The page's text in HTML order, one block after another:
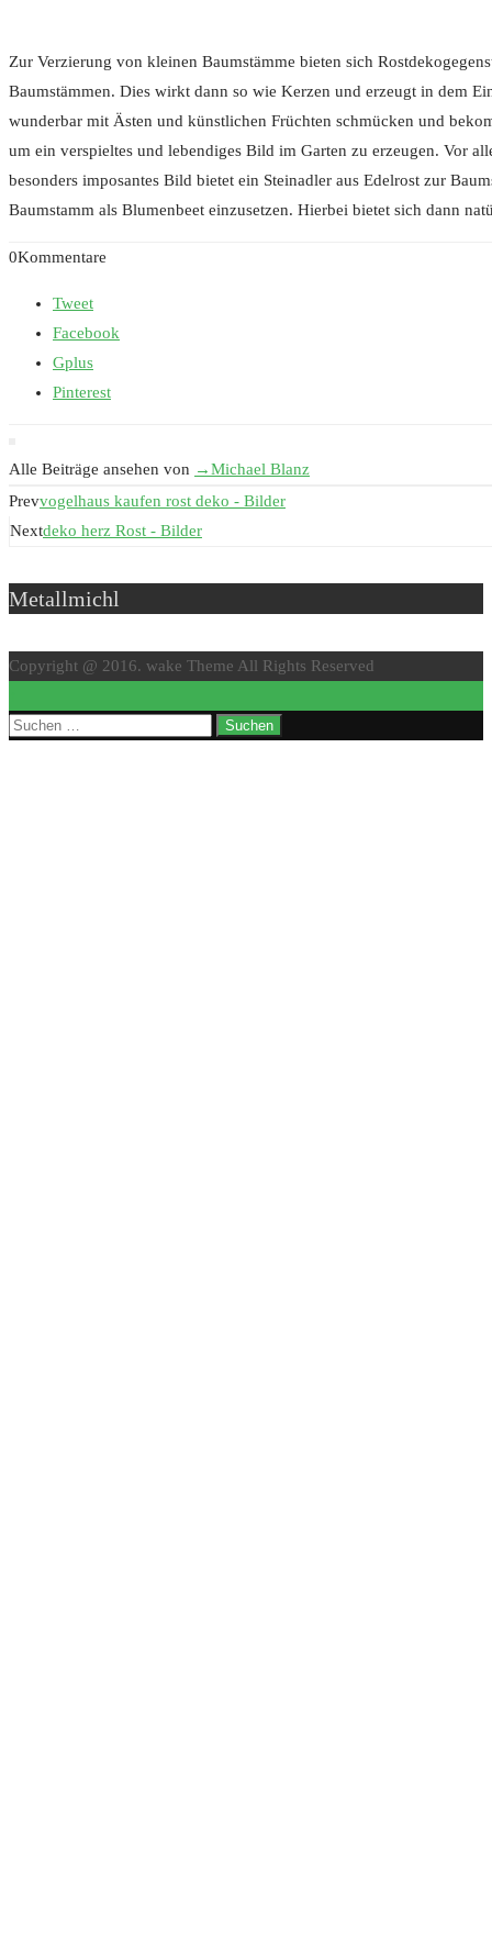
Zur Verzierung von kleinen Baumstämme bieten sich
Baumstämmen. Dies wirkt dann so wie Kerzen und erzeugt in dem
wunderbar mit Ästen und künstlichen Früchten schmücken und
um ein verspieltes und lebendiges Bild im Garten zu erzeugen. Vor
besonders imposantes Bild bietet ein Steinadler aus Edelrost zur
Baumstamm als Blumenbeet einzusetzen. Hierbei bietet sich dann
0Kommentare
Tweet
Facebook
Gplus
Pinterest
Alle Beiträge ansehen von →Michael Blanz
Prevvogelhaus kaufen rost deko - Bilder
Nextdeko herz Rost - Bilder
Metallmichl
Copyright @ 2016. wake Theme All Rights Reserved
Suchen